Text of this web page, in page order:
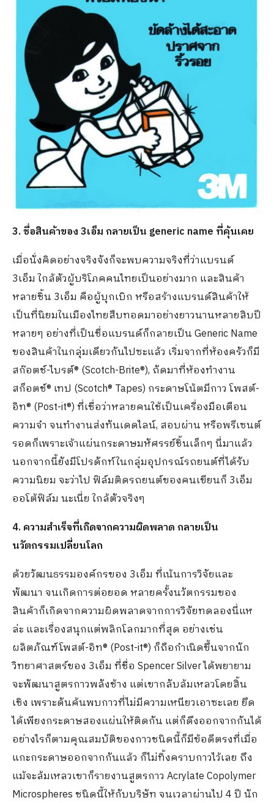
3.ชื่อสินค้าของ 3เอ็ม กลายเป็น generic name ที่คุ้นเคย
เมื่อนั่งคิดอย่างจริงจังก็จะพบความจริงที่ว่าแบรนด์
3เอ็ม ใกล้ตัวผู้บริโภคคนไทยเป็นอย่างมาก และสินค้า
หลายชิ้น 3เอ็ม คือผู้บุกเบิก หรือสร้างแบรนด์สินค้าให้
เป็นที่นิยมในเมืองไทยสืบทอดมาอย่างยาวนานหลายสิบปี
หลายๆ อย่างที่เป็นชื่อแบรนด์ก็กลายเป็น Generic Name
ของสินค้าในกลุ่มเดียวกันไปซะแล้ว เริ่มจากที่ห้องครัวก็มี
สก๊อตช์-ไบรต์® (Scotch-Brite®), ถัดมาที่ห้องทำงาน
สก็อตช์® เทป (Scotch® Tapes) กระดาษโน้ตมีกาว โพสต์-
อิท® (Post-it®) ที่เชื่อว่าหลายคนใช้เป็นเครื่องมือเตือน
ความจำ จนทำงานส่งทันเดดไลน์, สอบผ่าน หรือพรีเซนต์
รอดก็เพราะเจ้าแผ่นกระดาษมหัศรรย์ชิ้นเล็กๆ นี่มาแล้ว
นอกจากนี้ยังมีโปรดักท์ในกลุ่มอุปกรณ์รถยนต์ที่ได้รับ
ความนิยม จะว่าไป ฟิล์มติดรถยนต์ของคนเขียนก็ 3เอ็ม
ออโต้ฟิล์ม นะเนี่ย ใกล้ตัวจริงๆ
4. ความสำเร็จที่เกิดจากความผิดพลาด กลายเป็น
นวัตกรรมเปลี่ยนโลก
ด้วยวัฒนธรรมองค์กรของ 3เอ็ม ที่เน้นการวิจัยและ
พัฒนา จนเกิดการต่อยอด หลายครั้งนวัตกรรมของ
สินค้าก็เกิดจากความผิดพลาดจากการวิจัยทดลองนี่แห
ล่ะ และเรื่องสนุกแต่พลิกโลกมากที่สุด อย่างเช่น
ผลิตภัณฑ์โพสต์-อิท® (Post-it®) ก็ถือกำเนิดขึ้นจากนัก
วิทยาศาสตร์ของ 3เอ็ม ที่ชื่อ Spencer Silver ได้พยายาม
จะพัฒนาสูตรกาวพลังช้าง แต่เขากลับล้มเหลวโดยสิ้น
เชิง เพราะดันค้นพบกาวที่ไม่มีความเหนียวเอาซะเลย ยึด
ได้เพียงกระดาษสองแผ่นให้ติดกัน แต่ก็ดึงออกจากกันได้
อย่างไรก็ตามคุณสมบัติของกาวชนิดนี้ก็มีข้อดีตรงที่เมื่อ
แกะกระดาษออกจากกันแล้ว ก็ไม่ทิ้งคราบกาวไว้เลย ถึง
แม้จะล้มเหลวเขาก็รายงานสูตรกาว Acrylate Copolymer
Microspheres ชนิดนี้ให้กับบริษัท จนเวลาผ่านไป 4 ปี นัก